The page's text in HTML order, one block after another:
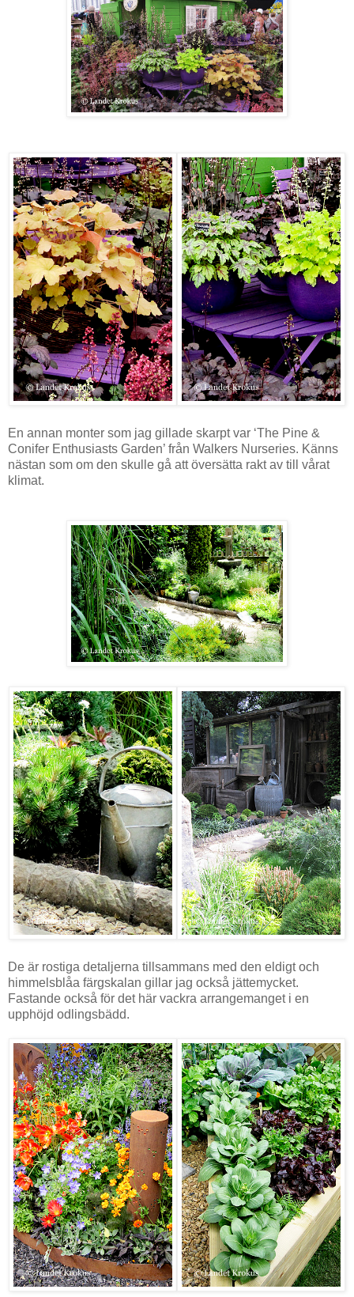
En annan monter som jag gillade skarpt var ‘The Pine &
Conifer Enthusiasts Garden’ från Walkers Nurseries. Känns
nästan som om den skulle gå att översätta rakt av till vårat
klimat.
De är rostiga detaljerna tillsammans med den eldigt och
himmelsblåa färgskalan gillar jag också jättemycket.
Fastande också för det här vackra arrangemanget i en
upphöjd odlingsbädd.